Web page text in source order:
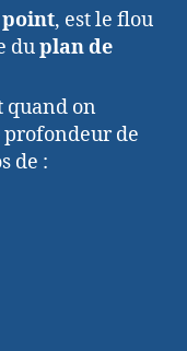
point, est le flou
duplan de
quand on
profondeur de
de :